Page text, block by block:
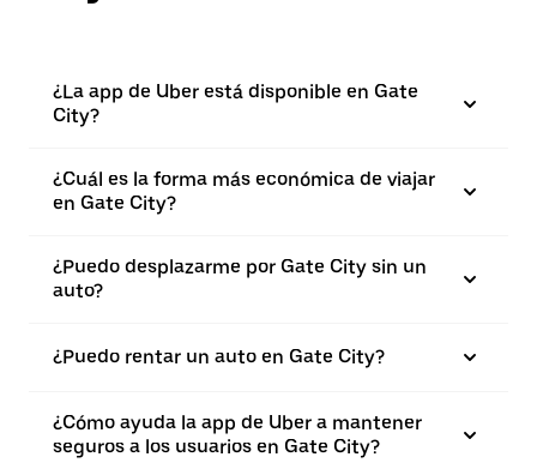
¿La app de Uber está disponible en Gate
City?
¿Cuál es la forma más económica de viajar
en Gate City?
¿Puedo desplazarme por Gate City sin un
auto?
¿Puedo rentar un auto en Gate City?
¿Cómo ayuda la app de Uber a mantener
seguros a los usuarios en Gate City?